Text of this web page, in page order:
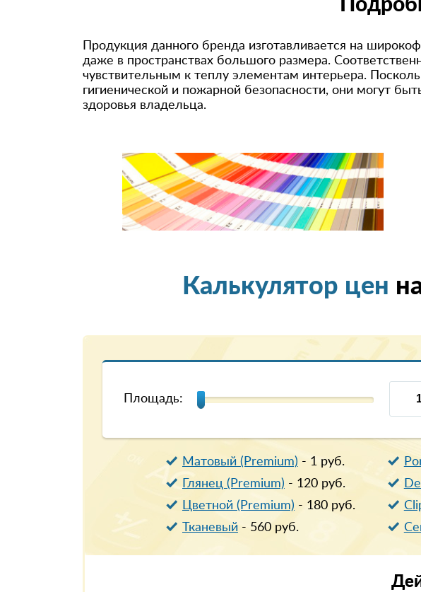
Продукция данного бренда изготавливается на
даже в пространствах большого размера.
чувствительным к теплу элементам интерьера.
гигиенической и пожарной безопасности, они могут
здоровья владельца.
Калькулятор цен
Площадь:
Матовый (Premium) - 1руб.
Глянец (Premium) - 120руб.
Цветной (Premium) - 180руб.
Тканевый- 560руб.